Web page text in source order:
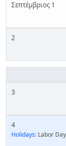
Σεπτέμβριος 1
2
3
4
Holidays: Labor Day